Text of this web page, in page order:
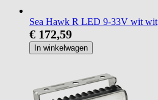
Sea Hawk R LED 9-33V wit wit
€ 172,59
In winkelwagen